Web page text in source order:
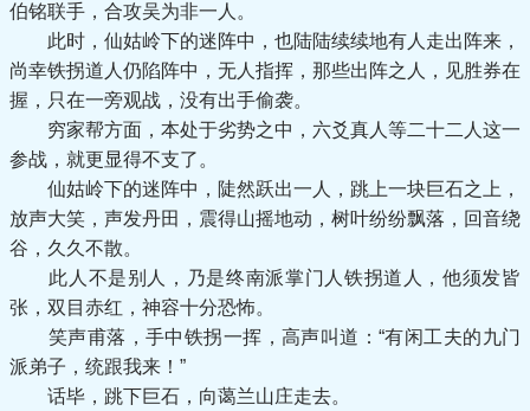
伯铭联手，合攻吴为非一人。
此时，仙姑岭下的迷阵中，也陆陆续续地有人走出阵来，
尚幸铁拐道人仍陷阵中，无人指挥，那些出阵之人，见胜券在
握，只在一旁观战，没有出手偷袭。
穷家帮方面，本处于劣势之中，六爻真人等二十二人这一
参战，就更显得不支了。
仙姑岭下的迷阵中，陡然跃出一人，跳上一块巨石之上，
放声大笑，声发丹田，震得山摇地动，树叶纷纷飘落，回音绕
谷，久久不散。
此人不是别人，乃是终南派掌门人铁拐道人，他须发皆
张，双目赤红，神容十分恐怖。
笑声甫落，手中铁拐一挥，高声叫道：“有闲工夫的九门
派弟子，统跟我来！”
话毕，跳下巨石，向蔼兰山庄走去。